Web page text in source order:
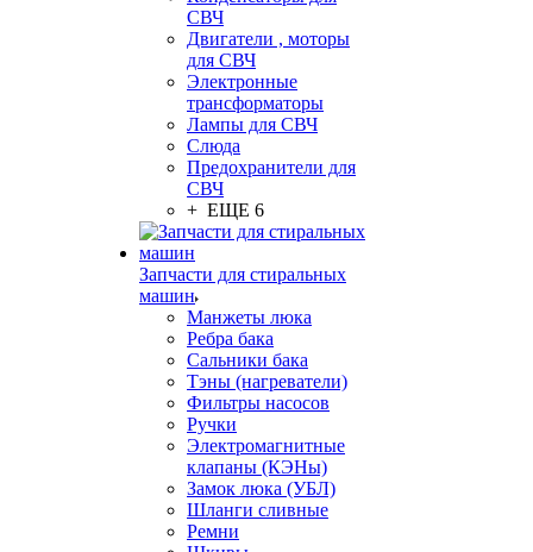
СВЧ
Двигатели , моторы
для СВЧ
Электронные
трансформаторы
Лампы для СВЧ
Слюда
Предохранители для
СВЧ
+ ЕЩЕ 6
Запчасти для стиральных
машин
Манжеты люка
Ребра бака
Сальники бака
Тэны (нагреватели)
Фильтры насосов
Ручки
Электромагнитные
клапаны (КЭНы)
Замок люка (УБЛ)
Шланги сливные
Ремни